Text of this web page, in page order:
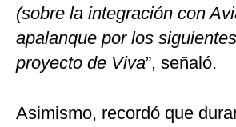
(sobre la integración con
apalanque por los
proyecto de Viva”, señaló.
Asimismo, recordó que